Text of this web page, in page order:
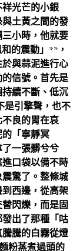
光芒的小銀
土黃之間的發
小時，他就要
的震動」**，
與蒜泥進行心
信號。首先是
續不斷、低沉
引擎聲，也不
良的胃在哀
「寧靜冥
一張髒兮兮
口袋以備不時
驚了。整條城
西邊，從高架
閃爍，而是固
出了那種「咕
騰的白霧從燈
粉蒸煮過頭的